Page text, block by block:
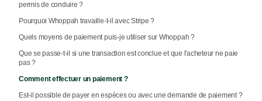
permis de conduire ?
Pourquoi Whoppah travaille-t-il avec Stripe ?
Quels moyens de paiement puis-je utiliser sur Whoppah ?
Que se passe-t-il si une transaction est conclue et que l'acheteur ne paie
pas ?
Comment effectuer un paiement ?
Est-il possible de payer en espèces ou avec une demande de paiement ?